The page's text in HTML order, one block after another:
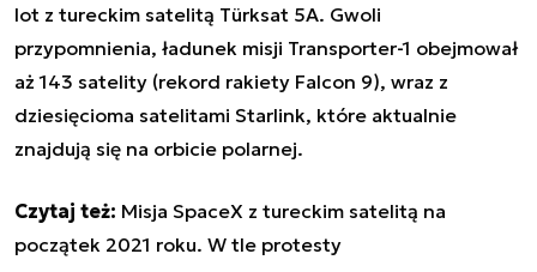
lot z tureckim satelitą Türksat 5A. Gwoli
przypomnienia, ładunek misji Transporter-1 obejmował
aż 143 satelity (rekord rakiety Falcon 9), wraz z
dziesięcioma satelitami Starlink, które aktualnie
znajdują się na orbicie polarnej.
Czytaj też: Misja SpaceX z tureckim satelitą na
początek 2021 roku. W tle protesty